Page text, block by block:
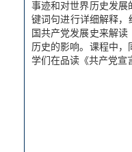
事迹和对世界历史发展
键词句进行详细解释，
国共产党发展史来解
历史的影响。课程中
学们在品读《共产党宣